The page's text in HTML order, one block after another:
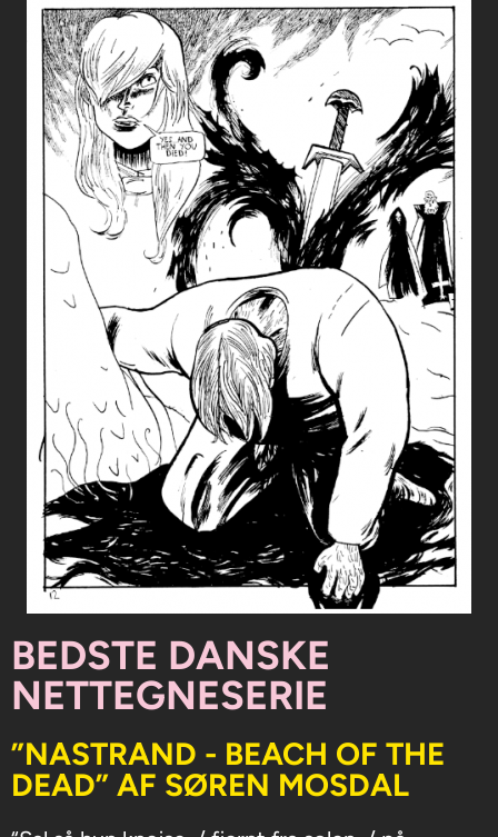
BEDSTE DANSKE
NETTEGNESERIE
”NASTRAND - BEACH OF THE
DEAD” AF SØREN MOSDAL